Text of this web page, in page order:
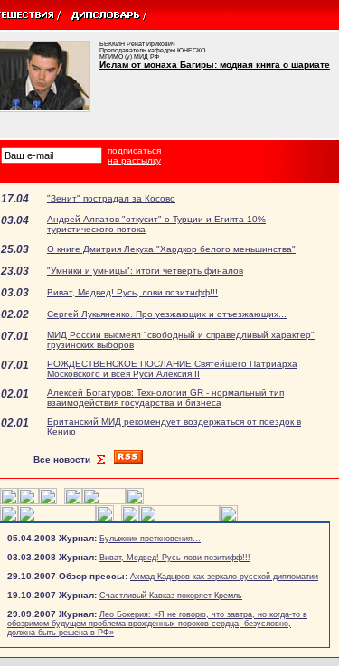
БЕККИН Ренат Ирикович
Преподаватель кафедры ЮНЕСКО
МГИМО (у) МИД РФ
Ислам от монаха Багиры: модная книга о шариате
подписаться
на рассылку
17.04 "Зенит" пострадал за Косово
03.04
Андрей Алпатов "откусит" о Турции и Египта 10%
туристического потока
25.03 О книге Дмитрия Лекуха "Хардкор белого меньшинства"
23.03 "Умники и умницы": итоги четверть финалов
03.03 Виват, Медвед! Русь, лови позитифф!!!
02.02 Сергей Лукьяненко. Про уезжающих и отъезжающих...
07.01
МИД России высмеял "свободный и справедливый характер"
грузинских выборов
07.01
РОЖДЕСТВЕНСКОЕ ПОСЛАНИЕ Святейшего Патриарха
Московского и всея Руси Алексия II
02.01
Алексей Богатуров: Технологии GR - нормальный тип
взаимодействия государства и бизнеса
02.01
Британский МИД рекомендует воздержаться от поездок в
Кению
Все новости
05.04.2008 Журнал: Булыжник преткновения...
03.03.2008 Журнал: Виват, Медвед! Русь лови позитифф!!!
29.10.2007 Обзор прессы: Ахмад Кадыров как зеркало русской дипломатии
19.10.2007 Журнал: Счастливый Кавказ покоряет Кремль
29.09.2007 Журнал: Лео Бокерия: «Я не говорю, что завтра, но когда-то в
обозримом будущем проблема врожденных пороков сердца, безусловно,
должна быть решена в РФ»